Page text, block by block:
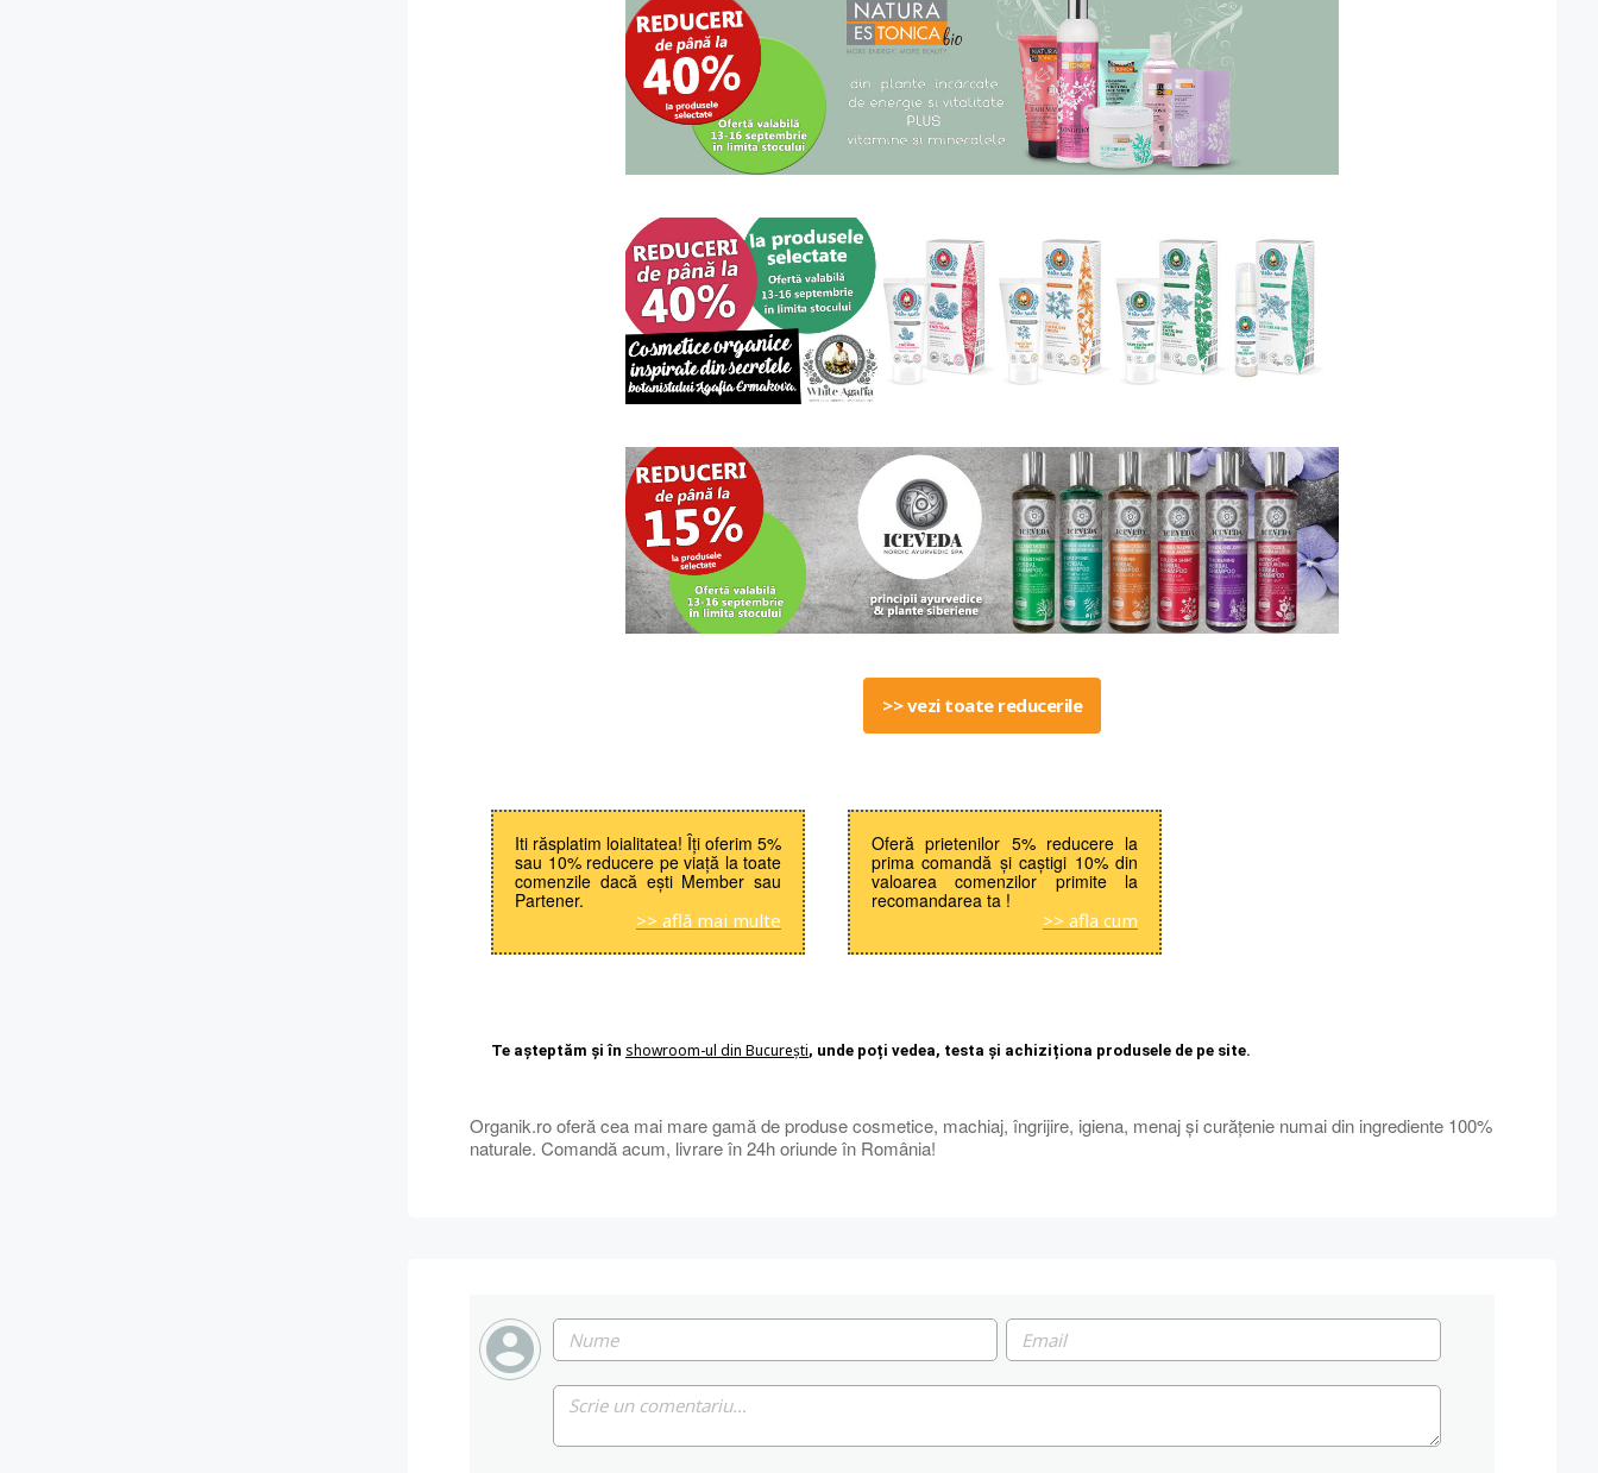
>> vezi toate reducerile
Iti răsplatim loialitatea! Îți oferim 5%
sau 10% reducere pe viață la toate
comenzile dacă ești Member sau
Partener.
>> află mai multe
Oferă prietenilor 5% reducere la
prima comandă și caștigi 10% din
valoarea comenzilor primite la
recomandarea ta !
>> afla cum
Te așteptăm și în showroom-ul din București, unde poți vedea, testa și achiziționa produsele de pe site.
Organik.ro oferă cea mai mare gamă de produse cosmetice, machiaj, îngrijire, igiena, menaj și curățenie numai din ingrediente 100%
naturale. Comandă acum, livrare în 24h oriunde în România!